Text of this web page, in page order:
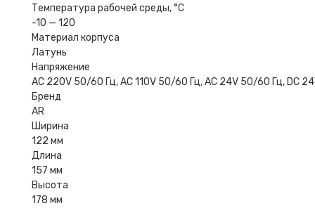
Температура рабочей среды, °C
-10 — 120
Материал корпуса
Латунь
Напряжение
AC 220V 50/60 Гц, AC 110V 50/60 Гц, AC 24V 50/60 Гц, DC
Бренд
AR
Ширина
122 мм
Длина
157 мм
Высота
178 мм